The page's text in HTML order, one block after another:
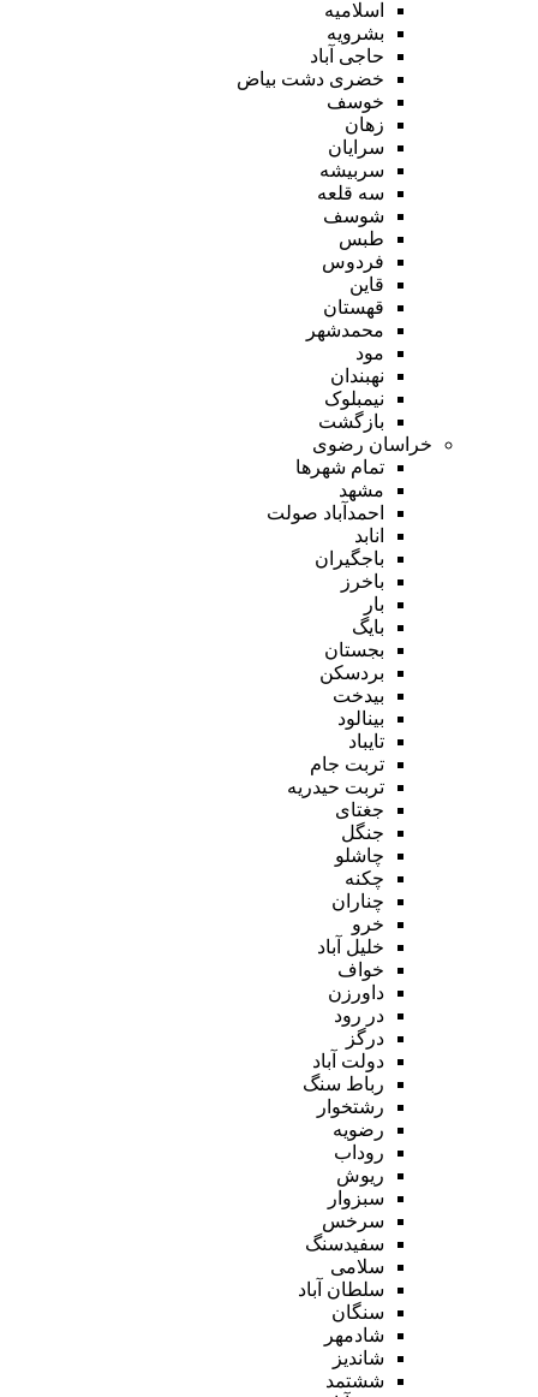
اسلامیه
بشرویه
حاجی آباد
خضری دشت بیاض
خوسف
زهان
سرایان
سربیشه
سه قلعه
شوسف
طبس
فردوس
قاین
قهستان
محمدشهر
مود
نهبندان
نیمبلوک
بازگشت
خراسان رضوی
تمام شهر‌ها
مشهد
احمدآباد صولت
انابد
باجگیران
باخرز
بار
بایگ
بجستان
بردسکن
بیدخت
بینالود
تایباد
تربت جام
تربت حیدریه
جغتای
جنگل
چاشلو
چکنه
چناران
خرو
خلیل آباد
خواف
داورزن
در رود
درگز
دولت آباد
رباط سنگ
رشتخوار
رضویه
روداب
ریوش
سبزوار
سرخس
سفیدسنگ
سلامی
سلطان آباد
سنگان
شادمهر
شاندیز
ششتمد